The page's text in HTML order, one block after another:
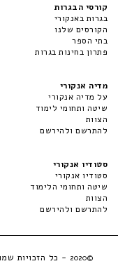
קורסי הבגרות
בגרות באנקורי
הקורסים שלנו
בתי הספר
פתרון בחינות בגרות
מדיה אנקורי
על מדיה אנקורי
שיטה ותחומי לימוד
הצוות
להתרשם ולהירשם
סטודיו אנקורי
סטודיו אנקורי
שיטה ותחומי הלימוד
הצוות
להתרשם ולהירשם
©2020 - כל הזכויות